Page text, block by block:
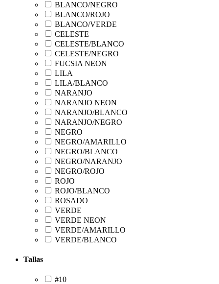
BLANCO/NEGRO
BLANCO/ROJO
BLANCO/VERDE
CELESTE
CELESTE/BLANCO
CELESTE/NEGRO
FUCSIA NEON
LILA
LILA/BLANCO
NARANJO
NARANJO NEON
NARANJO/BLANCO
NARANJO/NEGRO
NEGRO
NEGRO/AMARILLO
NEGRO/BLANCO
NEGRO/NARANJO
NEGRO/ROJO
ROJO
ROJO/BLANCO
ROSADO
VERDE
VERDE NEON
VERDE/AMARILLO
VERDE/BLANCO
Tallas
#10